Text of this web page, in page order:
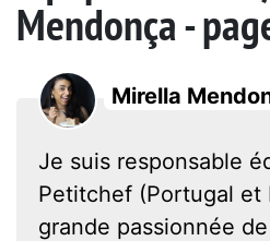
Mendonça -
Mirella
Je suis responsable
Petitchef (Portugal et
grande passionnée